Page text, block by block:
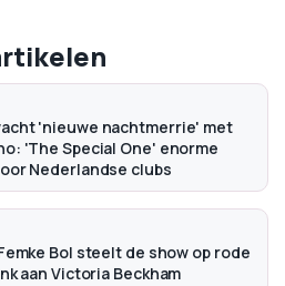
'nieuwe nachtmerrie' met
'The Special One' enorme
Nederlandse clubs
Bol steelt de show op rode
aan Victoria Beckham